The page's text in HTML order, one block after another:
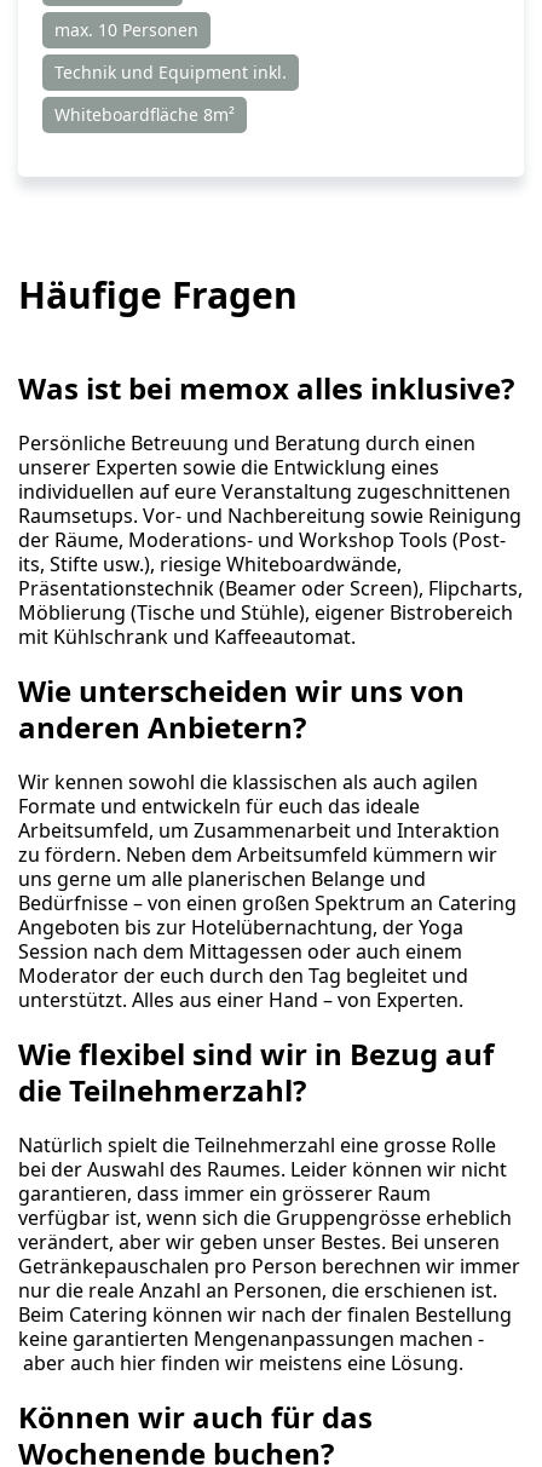
max. 10 Personen
Technik und Equipment inkl.
Whiteboardfläche 8m²
Häufige Fragen
Was ist bei memox alles inklusive?
Persönliche Betreuung und Beratung durch einen
unserer Experten sowie die Entwicklung eines
individuellen auf eure Veranstaltung zugeschnittenen
Raumsetups. Vor- und Nachbereitung sowie Reinigung
der Räume, Moderations- und Workshop Tools (Post-
its, Stifte usw.), riesige Whiteboardwände,
Präsentationstechnik (Beamer oder Screen), Flipcharts,
Möblierung (Tische und Stühle), eigener Bistrobereich
mit Kühlschrank und Kaffeeautomat.
Wie unterscheiden wir uns von
anderen Anbietern?
Wir kennen sowohl die klassischen als auch agilen
Formate und entwickeln für euch das ideale
Arbeitsumfeld, um Zusammenarbeit und Interaktion
zu fördern. Neben dem Arbeitsumfeld kümmern wir
uns gerne um alle planerischen Belange und
Bedürfnisse – von einen großen Spektrum an Catering
Angeboten bis zur Hotelübernachtung, der Yoga
Session nach dem Mittagessen oder auch einem
Moderator der euch durch den Tag begleitet und
unterstützt. Alles aus einer Hand – von Experten.
Wie flexibel sind wir in Bezug auf
die Teilnehmerzahl?
Natürlich spielt die Teilnehmerzahl eine grosse Rolle
bei der Auswahl des Raumes. Leider können wir nicht
garantieren, dass immer ein grösserer Raum
verfügbar ist, wenn sich die Gruppengrösse erheblich
verändert, aber wir geben unser Bestes. Bei unseren
Getränkepauschalen pro Person berechnen wir immer
nur die reale Anzahl an Personen, die erschienen ist.
Beim Catering können wir nach der finalen Bestellung
keine garantierten Mengenanpassungen machen -
aber auch hier finden wir meistens eine Lösung.
Können wir auch für das
Wochenende buchen?